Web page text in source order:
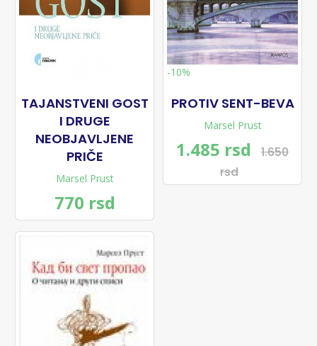
TAJANSTVENI GOST
I DRUGE
NEOBJAVLJENE
PRIČE
Marsel Prust
770 rsd
-10%
PROTIV SENT-BEVA
Marsel Prust
1.485 rsd
1.650
rsd